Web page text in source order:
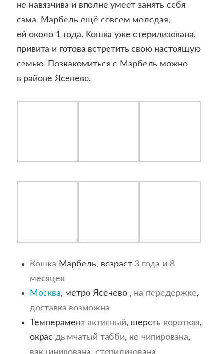
не навязчива и вполне умеет занять себя
сама. Марбель ещё совсем молодая,
ей около 1 года. Кошка уже стерилизована,
привита и готова встретить свою настоящую
семью. Познакомиться с Марбель можно
в районе Ясенево.
Кошка Марбель, возраст 3 года и 8
месяцев
Москва, метро Ясенево , на передержке,
доставка возможна
Темперамент активный, шерсть короткая,
окрас дымчатый табби, не чипирована,
вакцинирована, стерилизована